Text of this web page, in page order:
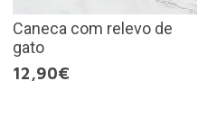
Caneca com relevo de
gato
12,90€